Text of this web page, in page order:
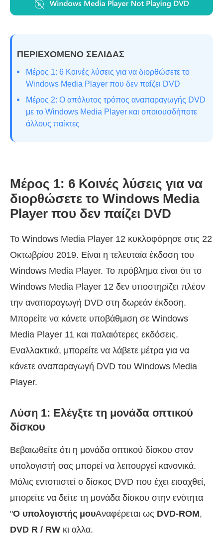
ΠΕΡΙΕΧΟΜΕΝΟ ΣΕΛΙΔΑΣ
Μέρος 1: 6 Κοινές λύσεις για να διορθώσετε το
Windows Media Player που δεν παίζει DVD
Μέρος 2: Ο απόλυτος τρόπος αναπαραγωγής DVD
με το Windows Media Player και οποιουσδήποτε
άλλους παίκτες
Μέρος 1: 6 Κοινές λύσεις για να
διορθώσετε το Windows Media
Player που δεν παίζει DVD
Το Windows Media Player 12 κυκλοφόρησε στις 22
Οκτωβρίου 2019. Είναι η τελευταία έκδοση του
Windows Media Player. Το πρόβλημα είναι ότι το
Windows Media Player 12 δεν υποστηρίζει πλέον
την αναπαραγωγή DVD στη δωρεάν έκδοση.
Μπορείτε να κάνετε υποβάθμιση σε Windows
Media Player 11 και παλαιότερες εκδόσεις.
Εναλλακτικά, μπορείτε να λάβετε μέτρα για να
κάνετε αναπαραγωγή DVD του Windows Media
Player.
Λύση 1: Ελέγξτε τη μονάδα οπτικού
δίσκου
Βεβαιωθείτε ότι η μονάδα οπτικού δίσκου στον
υπολογιστή σας μπορεί να λειτουργεί κανονικά.
Μόλις εντοπιστεί ο δίσκος DVD που έχει εισαχθεί,
μπορείτε να δείτε τη μονάδα δίσκου στην ενότητα
"Ο υπολογιστής μουΑναφέρεται ως DVD-ROM,
DVD R / RW κι αλλα.